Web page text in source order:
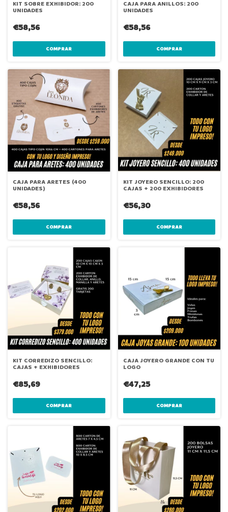
KIT SOBRE EXHIBIDOR: 200
UNIDADES
€58,56
COMPRAR
CAJA PARA ANILLOS: 200
UNIDADES
€58,56
COMPRAR
CAJA PARA ARETES (400
UNIDADES)
€58,56
COMPRAR
KIT JOYERO SENCILLO: 200
CAJAS + 200 EXHIBIDORES
€56,30
COMPRAR
KIT CORREDIZO SENCILLO:
CAJAS + EXHIBIDORES
€85,69
COMPRAR
CAJA JOYERO GRANDE CON TU
LOGO
€47,25
COMPRAR